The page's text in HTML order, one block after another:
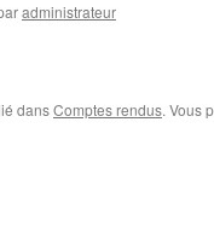
administrateur
dansComptes rendus. Vous